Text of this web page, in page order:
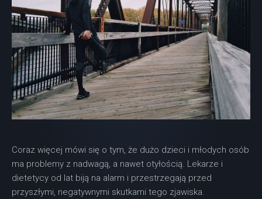
Coraz więcej mówi się o tym, że dużo dzieci i młodych osób
ma problemy z nadwagą, a nawet otyłością. Lekarze i
dietetycy od lat biją na alarm i przestrzegają przed
przyszłymi, negatywnymi skutkami tego zjawiska.